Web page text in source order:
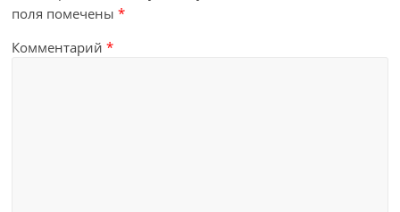
поля помечены*
Комментарий*